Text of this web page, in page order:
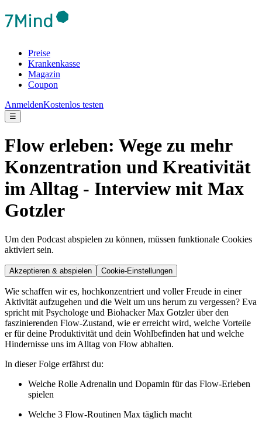
Preise
Krankenkasse
Magazin
Coupon
AnmeldenKostenlos testen
☰
Flow erleben: Wege zu mehr
Konzentration und Kreativität
im Alltag - Interview mit Max
Gotzler
Um den Podcast abspielen zu können, müssen funktionale Cookies
aktiviert sein.
Akzeptieren & abspielen Cookie-Einstellungen
Wie schaffen wir es, hochkonzentriert und voller Freude in einer
Aktivität aufzugehen und die Welt um uns herum zu vergessen? Eva
spricht mit Psychologe und Biohacker Max Gotzler über den
faszinierenden Flow-Zustand, wie er erreicht wird, welche Vorteile
er für deine Produktivität und dein Wohlbefinden hat und welche
Hindernisse uns im Alltag von Flow abhalten.
In dieser Folge erfährst du:
Welche Rolle Adrenalin und Dopamin für das Flow-Erleben
spielen
Welche 3 Flow-Routinen Max täglich macht